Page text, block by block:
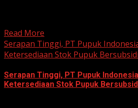
Read More
Serapan Tinggi, PT Pupuk
Ketersediaan Stok Pupuk
Serapan Tinggi, PT Pupuk
Ketersediaan Stok Pupuk